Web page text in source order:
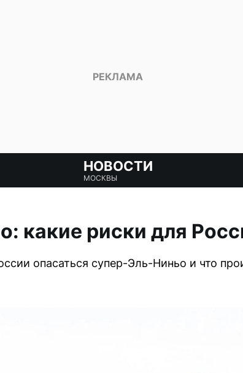
НОВОСТИ
МОСКВЫ
какие риски для
опасаться супер-Эль-Ниньо и что